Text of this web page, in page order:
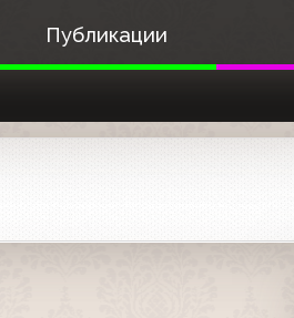
Публикации